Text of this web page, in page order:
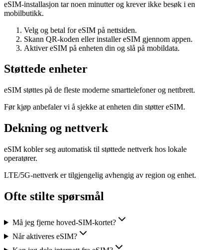
eSIM-installasjon tar noen minutter og krever ikke besøk i en
mobilbutikk.
Velg og betal for eSIM på nettsiden.
Skann QR-koden eller installer eSIM gjennom appen.
Aktiver eSIM på enheten din og slå på mobildata.
Støttede enheter
eSIM støttes på de fleste moderne smarttelefoner og nettbrett.
Før kjøp anbefaler vi å sjekke at enheten din støtter eSIM.
Dekning og nettverk
eSIM kobler seg automatisk til støttede nettverk hos lokale
operatører.
LTE/5G-nettverk er tilgjengelig avhengig av region og enhet.
Ofte stilte spørsmål
Må jeg fjerne hoved-SIM-kortet?
Når aktiveres eSIM?